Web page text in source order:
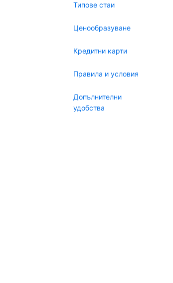
Типове стаи
Ценообразуване
Кредитни карти
Правила и условия
Допълнителни
удобства